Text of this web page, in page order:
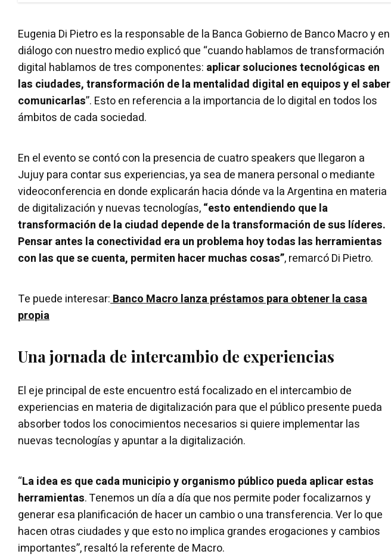
Eugenia Di Pietro es la responsable de la Banca Gobierno de Banco Macro y en
diálogo con nuestro medio explicó que “cuando hablamos de transformación
digital hablamos de tres componentes: aplicar soluciones tecnológicas en
las ciudades, transformación de la mentalidad digital en equipos y el saber
comunicarlas”. Esto en referencia a la importancia de lo digital en todos los
ámbitos de cada sociedad.
En el evento se contó con la presencia de cuatro speakers que llegaron a
Jujuy para contar sus experiencias, ya sea de manera personal o mediante
videoconferencia en donde explicarán hacia dónde va la Argentina en materia
de digitalización y nuevas tecnologías,“esto entendiendo que la
transformación de la ciudad depende de la transformación de sus líderes.
Pensar antes la conectividad era un problema hoy todas las herramientas
con las que se cuenta, permiten hacer muchas cosas”, remarcó Di Pietro.
Te puede interesar:Banco Macro lanza préstamos para obtener la casa
propia
Una jornada de intercambio de experiencias
El eje principal de este encuentro está focalizado en el intercambio de
experiencias en materia de digitalización para que el público presente pueda
absorber todos los conocimientos necesarios si quiere implementar las
nuevas tecnologías y apuntar a la digitalización.
“La idea es que cada municipio y organismo público pueda aplicar estas
herramientas. Tenemos un día a día que nos permite poder focalizarnos y
generar esa planificación de hacer un cambio o una transferencia. Ver lo que
hacen otras ciudades y que esto no implica grandes erogaciones y cambios
importantes”, resaltó la referente de Macro.